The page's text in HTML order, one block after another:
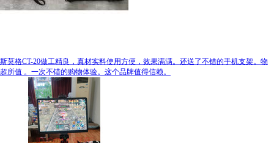
斯莫格CT-20做工精良，真材实料使用方便，效果满满。还送了不错的手机支架。物
超所值 。一次不错的购物体验。这个品牌值得信赖。